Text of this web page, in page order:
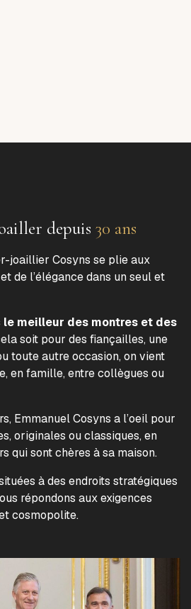
depuis 30 ans
joaillier Cosyns se plie aux
de l’élégance dans un seul et
le meilleur des montres et des
soit pour des fiançailles, une
toute autre occasion, on vient
en famille, entre collègues ou
Emmanuel Cosyns a l’oeil pour
originales ou classiques, en
qui sont chères à sa maison.
à des endroits stratégiques
répondons aux exigences
cosmopolite.